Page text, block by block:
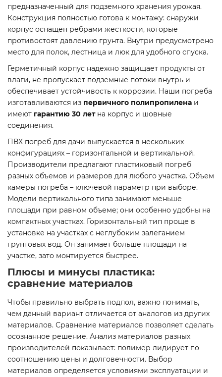
предназначенный для подземного хранения урожая.
Конструкция полностью готова к монтажу: снаружи
корпус оснащен ребрами жесткости, которые
противостоят давлению грунта. Внутри предусмотрено
место для полок, лестница и люк для удобного спуска.
Герметичный корпус надежно защищает продукты от
влаги, не пропускает подземные потоки внутрь и
обеспечивает устойчивость к коррозии. Наши погреба
изготавливаются из первичного полипропилена и
имеют гарантию 30 летна корпус и шовные
соединения.
ПВХ погреб для дачи выпускается в нескольких
конфигурациях – горизонтальной и вертикальной.
Производители предлагают пластиковый погреб
разных объемов и размеров для любого участка. Объем
камеры погреба – ключевой параметр при выборе.
Модели вертикального типа занимают меньше
площади при равном объеме; они особенно удобны на
компактных участках. Горизонтальный тип проще в
установке на участках с неглубоким залеганием
грунтовых вод. Он занимает больше площади на
участке, зато монтируется быстрее.
Плюсы и минусы пластика:
сравнение материалов
Чтобы правильно выбрать подпол, важно понимать,
чем данный вариант отличается от аналогов из других
материалов. Сравнение материалов позволяет сделать
осознанное решение. Анализ материалов разных
производителей показывает: полимер лидирует по
соотношению цены и долговечности. Выбор
материалов определяется условиями эксплуатации и